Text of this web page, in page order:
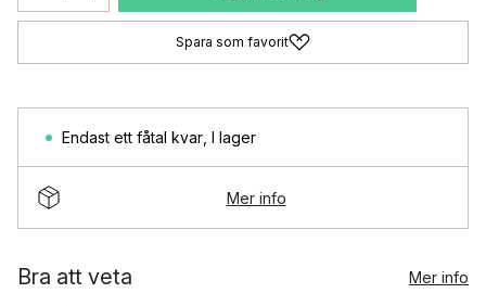
Spara som favorit
Endast ett fåtal kvar I lager
Mer info
Bra att veta Mer info